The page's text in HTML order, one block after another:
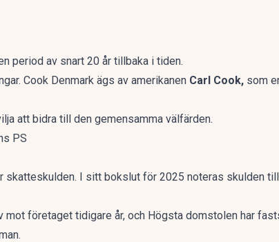
period av snart 20 år tillbaka i tiden.
Cook Denmark ägs av amerikanen Carl Cook, som
att bidra till den gemensamma välfärden.
PS
skatteskulden. I sitt bokslut för 2025 noteras skulden
mot företaget tidigare år, och Högsta domstolen har